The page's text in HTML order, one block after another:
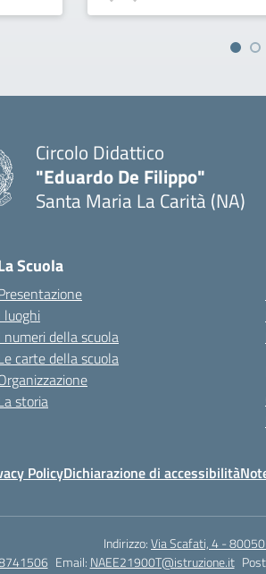
Circolo Didattico
"Eduardo De Filippo"
Santa Maria La Carità (NA)
Scuola
luoghi
numeri della scuola
carte della scuola
storia
PolicyDichiarazione di accessibilità
Indirizzo:Via Scafati, 4 -
Email: NAEE21900T@istruzione.it